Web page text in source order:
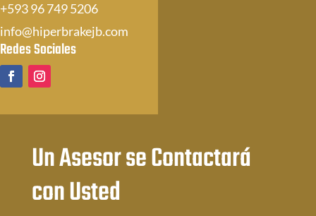
+593 96 749 5206
info@hiperbrakejb.com
Redes Sociales
Un Asesor se Contactará
con Usted